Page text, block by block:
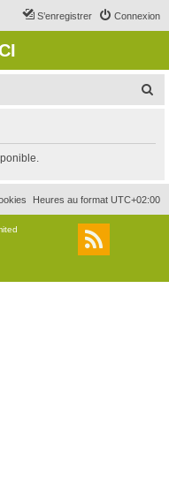
Connexion
S’enregistrer
r
c
r
Heures au format UTC+02:00